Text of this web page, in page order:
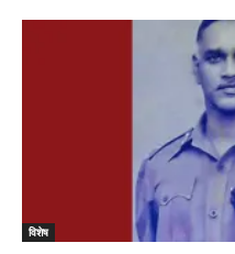
विशेष